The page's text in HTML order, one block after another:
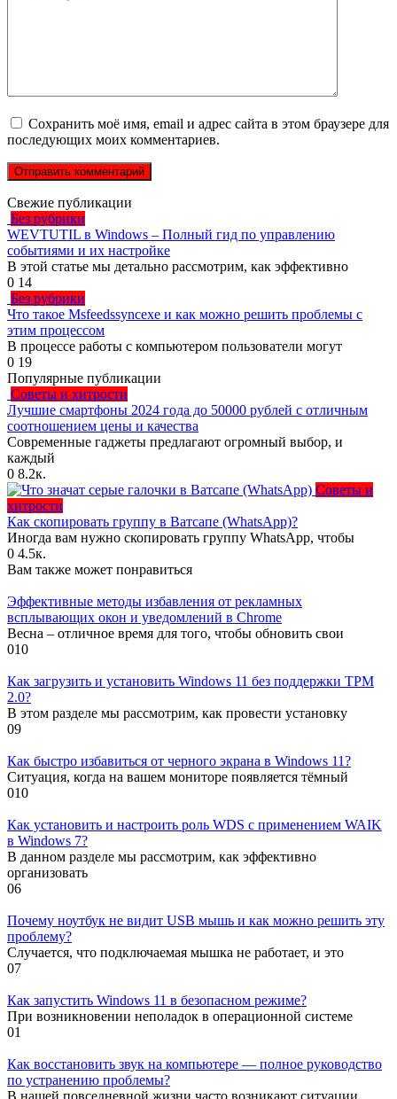
Сохранить моё имя, email и адрес сайта в этом браузере для
последующих моих комментариев.
Свежие публикации
Без рубрики
WEVTUTIL в Windows – Полный гид по управлению
событиями и их настройке
В этой статье мы детально рассмотрим, как эффективно
0 14
Без рубрики
Что такое Msfeedssyncexe и как можно решить проблемы с
этим процессом
В процессе работы с компьютером пользователи могут
0 19
Популярные публикации
Советы и хитрости
Лучшие смартфоны 2024 года до 50000 рублей с отличным
соотношением цены и качества
Современные гаджеты предлагают огромный выбор, и
каждый
0 8.2к.
Советы и
хитрости
Как скопировать группу в Ватсапе (WhatsApp)?
Иногда вам нужно скопировать группу WhatsApp, чтобы
0 4.5к.
Вам также может понравиться
Эффективные методы избавления от рекламных
всплывающих окон и уведомлений в Chrome
Весна – отличное время для того, чтобы обновить свои
010
Как загрузить и установить Windows 11 без поддержки TPM
2.0?
В этом разделе мы рассмотрим, как провести установку
09
Как быстро избавиться от черного экрана в Windows 11?
Ситуация, когда на вашем мониторе появляется тёмный
010
Как установить и настроить роль WDS с применением WAIK
в Windows 7?
В данном разделе мы рассмотрим, как эффективно
организовать
06
Почему ноутбук не видит USB мышь и как можно решить эту
проблему?
Случается, что подключаемая мышка не работает, и это
07
Как запустить Windows 11 в безопасном режиме?
При возникновении неполадок в операционной системе
01
Как восстановить звук на компьютере — полное руководство
по устранению проблемы?